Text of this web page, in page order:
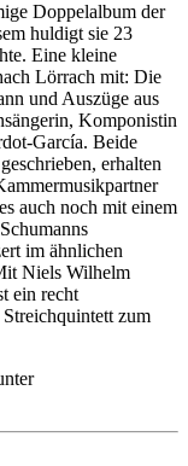
Doppelalbum der
huldigt sie 23
Eine kleine
Lörrach mit: Die
und Auszüge aus
Komponistin
García. Beide
erhalten
auch noch mit einem
im ähnlichen
Niels Wilhelm
ein recht
Streichquintett zum